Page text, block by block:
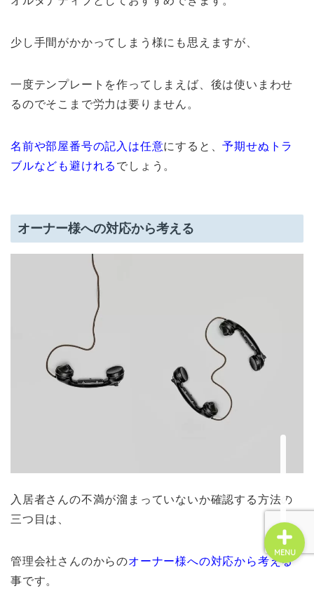
少し手間がかかってしまう様にも思えますが、
一度テンプレートを作ってしまえば、後は使いまわせ
るのでそこまで労力は要りません。
名前や部屋番号の記入は任意にすると、予期せぬトラ
ブルなども避けれる でしょう。
オーナー様への対応から考える
入居者さんの不満が溜まっていないか確認する方法の
三つ目は、
管理会社さんのからのオーナー様への対応から考える
事です。
MENU
☆お問い合せ☆
管理会社変更
不動産投資